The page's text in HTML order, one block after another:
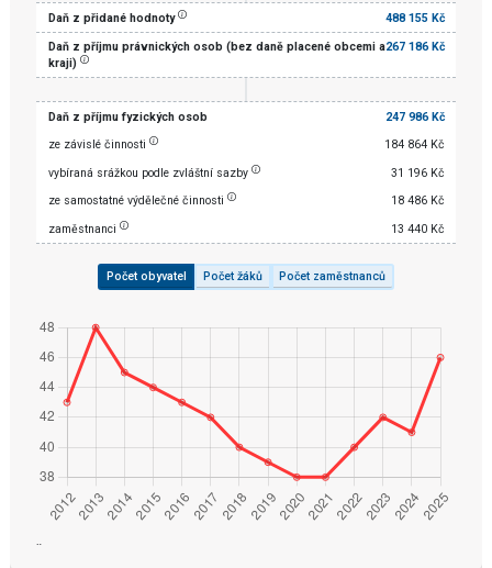
Daň z přidané hodnoty 488 155 Kč
Daň z příjmu právnických osob (bez daně placené obcemi a
kraji)
267 186 Kč
Daň z příjmu fyzických osob
247 986 Kč
ze závislé činnosti
184 864 Kč
vybíraná srážkou podle zvláštní sazby
31 196 Kč
ze samostatné výdělečné činnosti
18 486 Kč
zaměstnanci
13 440 Kč
Počet obyvatel Počet žáků Počet zaměstnanců
¨